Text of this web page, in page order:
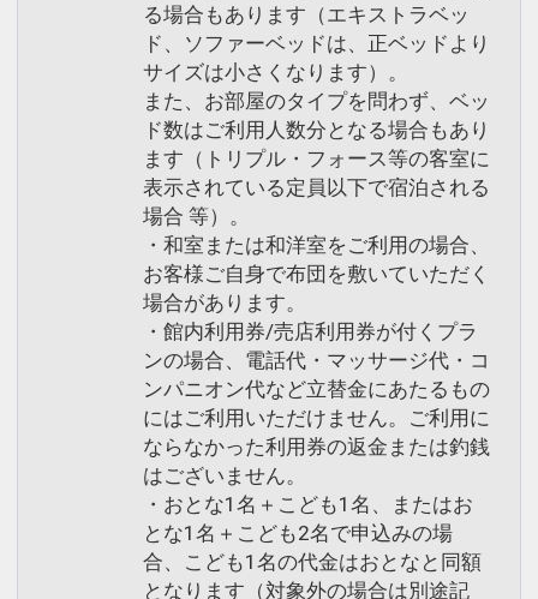
る場合もあります（エキストラベッ
ド、ソファーベッドは、正ベッドより
サイズは小さくなります）。
また、お部屋のタイプを問わず、ベッ
ド数はご利用人数分となる場合もあり
ます（トリプル・フォース等の客室に
表示されている定員以下で宿泊される
場合 等）。
・和室または和洋室をご利用の場合、
お客様ご自身で布団を敷いていただく
場合があります。
・館内利用券/売店利用券が付くプラ
ンの場合、電話代・マッサージ代・コ
ンパニオン代など立替金にあたるもの
にはご利用いただけません。ご利用に
ならなかった利用券の返金または釣銭
はございません。
・おとな1名＋こども1名、またはお
とな1名＋こども2名で申込みの場
合、こども1名の代金はおとなと同額
となります（対象外の場合は別途記